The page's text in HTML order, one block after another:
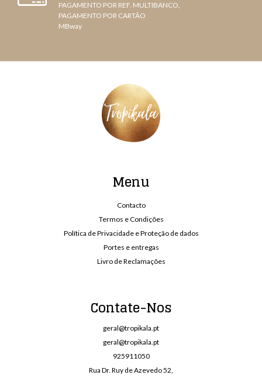
PAGAMENTO POR REF. MULTIBANCO,
PAGAMENTO POR CARTÃO
MBway
Menu
Contacto
Termos e Condições
Política de Privacidade e Proteção de dados
Portes e entregas
Livro de Reclamações
Contate-Nos
geral@tropikala.pt
geral@tropikala.pt
925911050
Rua Dr. Ruy de Azevedo 52,